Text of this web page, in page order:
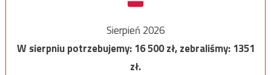
Sierpień 2026
W sierpniu potrzebujemy:16 500zł, zebraliśmy:1351
zł.